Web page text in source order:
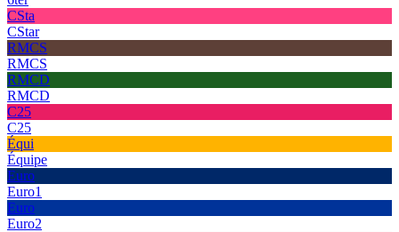
CSta
CStar
RMCS
RMCS
RMCD
RMCD
C25
C25
Équi
Équipe
Euro
Euro1
Euro
Euro2